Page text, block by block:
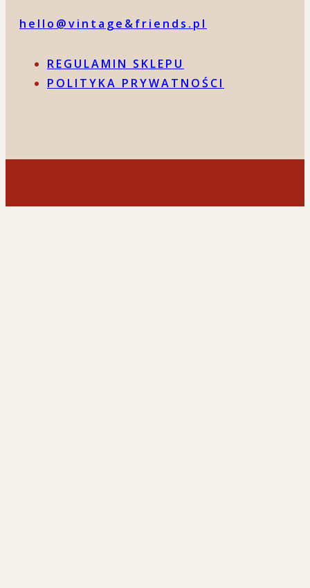
hello@vintage&friends.pl
REGULAMIN SKLEPU
POLITYKA PRYWATNOŚCI